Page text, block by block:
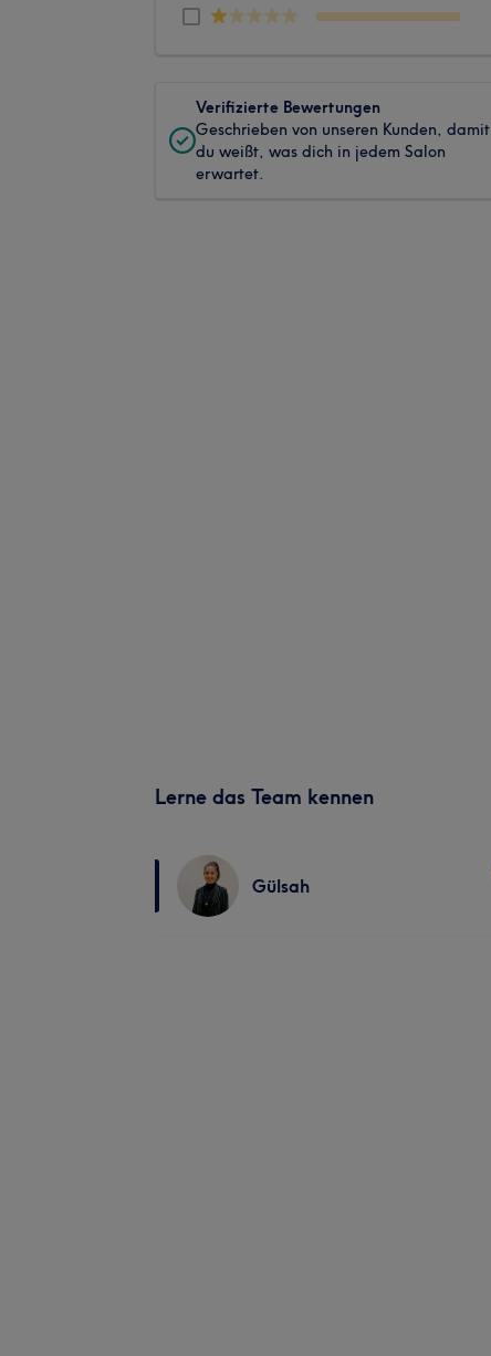
Verifizierte Bewertungen
Geschrieben von unseren Kunden, damit
du weißt, was dich in jedem Salon
erwartet.
Lerne das Team kennen
Gülsah